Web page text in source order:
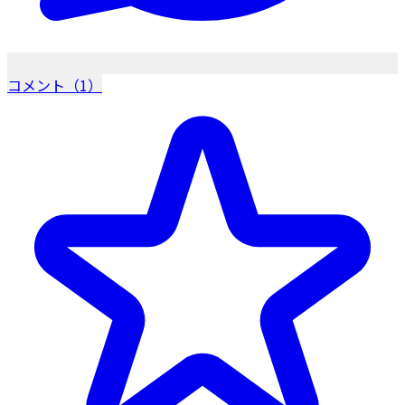
コメント（1）